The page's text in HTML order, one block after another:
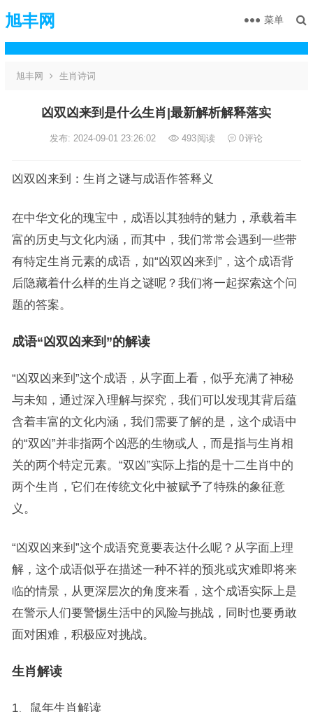
旭丰网 菜单
旭丰网 生肖诗词
凶双凶来到是什么生肖|最新解析解释落实
发布: 2024-09-01 23:26:02 493阅读 0评论
凶双凶来到：生肖之谜与成语作答释义
在中华文化的瑰宝中，成语以其独特的魅力，承载着丰
富的历史与文化内涵，而其中，我们常常会遇到一些带
有特定生肖元素的成语，如“凶双凶来到”，这个成语背
后隐藏着什么样的生肖之谜呢？我们将一起探索这个问
题的答案。
成语“凶双凶来到”的解读
“凶双凶来到”这个成语，从字面上看，似乎充满了神秘
与未知，通过深入理解与探究，我们可以发现其背后蕴
含着丰富的文化内涵，我们需要了解的是，这个成语中
的“双凶”并非指两个凶恶的生物或人，而是指与生肖相
关的两个特定元素。“双凶”实际上指的是十二生肖中的
两个生肖，它们在传统文化中被赋予了特殊的象征意
义。
“凶双凶来到”这个成语究竟要表达什么呢？从字面上理
解，这个成语似乎在描述一种不祥的预兆或灾难即将来
临的情景，从更深层次的角度来看，这个成语实际上是
在警示人们要警惕生活中的风险与挑战，同时也要勇敢
面对困难，积极应对挑战。
生肖解读
1、鼠年生肖解读